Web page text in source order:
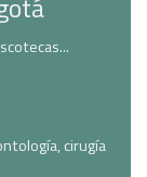
cirugía